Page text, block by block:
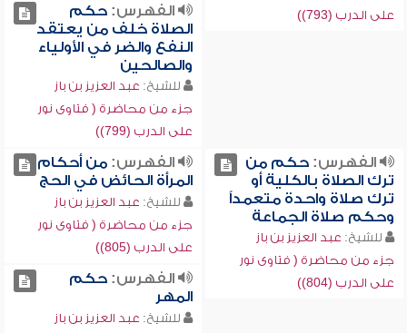
على الدرب (793))
الفهرس:حكم
الصلاة خلف من يعتقد
النفع والضر في الأولياء
والصالحين
للشيخ: عبد العزيز بن باز
جزء من محاضرة ( فتاوى نور
على الدرب (799))
الفهرس:حكم من
ترك الصلاة بالكلية أو
ترك صلاة واحدة متعمداً
وحكم صلاة الجماعة
للشيخ: عبد العزيز بن باز
جزء من محاضرة ( فتاوى نور
على الدرب (804))
الفهرس:من أحكام
المرأة الحائض في الحج
للشيخ: عبد العزيز بن باز
جزء من محاضرة ( فتاوى نور
على الدرب (805))
الفهرس:حكم
المهر
للشيخ: عبد العزيز بن باز